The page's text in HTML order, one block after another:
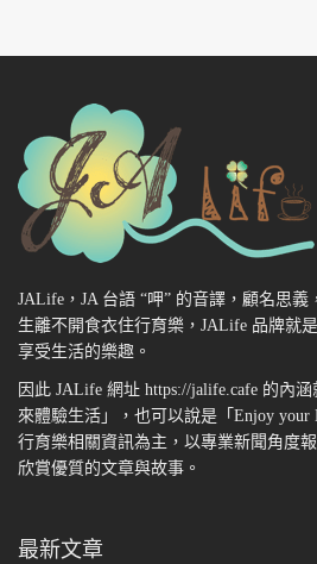
JALife，JA 台語 “呷” 的音譯，顧名思
生離不開食衣住行育樂，JALife 品牌就
享受生活的樂趣。
因此 JALife 網址 https://jalife.cafe 的內
來體驗生活」，也可以說是「Enjoy
行育樂相關資訊為主，以專業新聞角度
欣賞優質的文章與故事。
最新文章